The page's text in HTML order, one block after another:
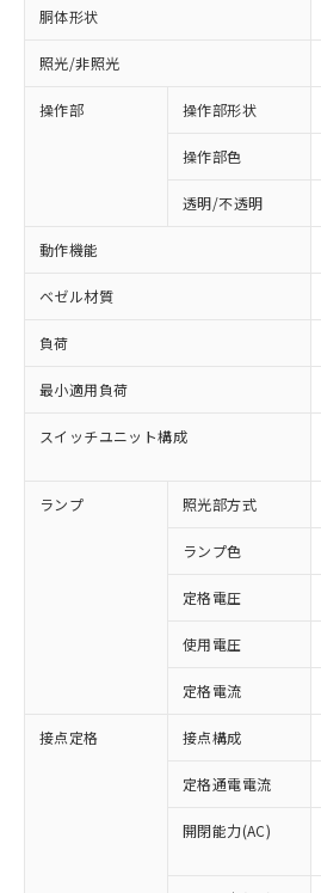
胴体形状
照光/非照光
操作部 操作部形状
操作部色
透明/不透明
動作機能
ベゼル材質
負荷
最小適用負荷
スイッチユニット構成
ランプ 照光部方式
ランプ色
定格電圧
使用電圧
定格電流
接点定格 接点構成
定格通電電流
開閉能力(AC)
以下の条件をお読みいただ
本サービスは、当社
商品の当社在庫状況お
(税抜)を提供させてい
当社制御機器事業取
本サービスの対象外
非含有に対応した製品が提
対応予定：EU RoHS指令（
有に対応した製品に切り替
対応予定なし：EU RoHS
非含有に非対応の商品で、
調査・確認中：EU RoHS指
非含有の対応状況を調査中
非該当品：ライセンス料な
害物質有無と関係のない商
仕入先様の事情により、非
「○」：最大均質材料含有
基準値以下であることを示
「×」：最大均質材料含有